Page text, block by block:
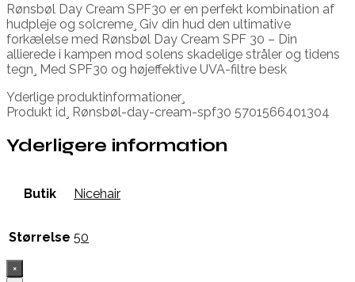
Rønsbøl Day Cream SPF30 er en perfekt kombination af
hudpleje og solcreme¸ Giv din hud den ultimative
forkælelse med Rønsbøl Day Cream SPF 30 – Din
allierede i kampen mod solens skadelige stråler og tidens
tegn¸ Med SPF30 og højeffektive UVA-filtre besk
Yderlige produktinformationer¸
Produkt id¸ Rønsbøl-day-cream-spf30 5701566401304
Yderligere information
Butik Nicehair
Størrelse 50
×